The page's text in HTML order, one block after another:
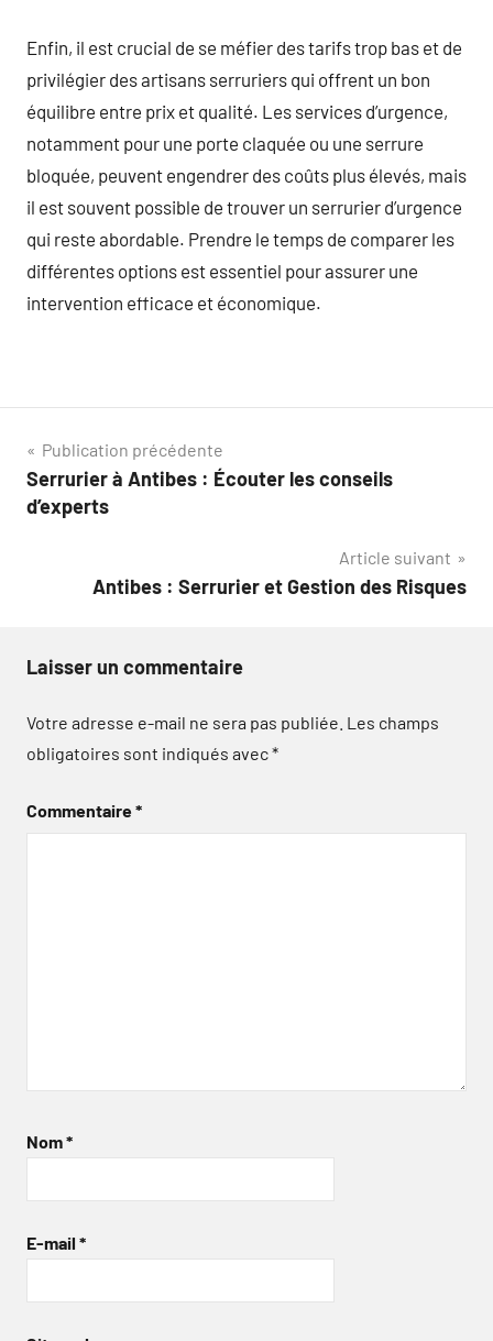
Enfin, il est crucial de se méfier des tarifs trop bas et de
privilégier des artisans serruriers qui offrent un bon
équilibre entre prix et qualité. Les services d’urgence,
notamment pour une porte claquée ou une serrure
bloquée, peuvent engendrer des coûts plus élevés, mais
il est souvent possible de trouver un serrurier d’urgence
qui reste abordable. Prendre le temps de comparer les
différentes options est essentiel pour assurer une
intervention efficace et économique.
Navigation
de
Publication précédente
Serrurier à Antibes : Écouter les conseils
d’experts
Article suivant
Antibes : Serrurier et Gestion des Risques
Laisser un commentaire
Votre adresse e-mail ne sera pas publiée. Les champs
obligatoires sont indiqués avec*
Commentaire*
Nom*
E-mail *